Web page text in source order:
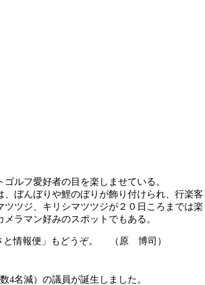
ルフ愛好者の目を楽しませている。
んぼりや鯉のぼりが飾り付けられ、行楽客
ツジ、キリシマツツジが２０日ころまでは楽
ラマン好みのスポットでもある。
と情報便」もどうぞ。 （原 博司）
4名減）の議員が誕生しました。